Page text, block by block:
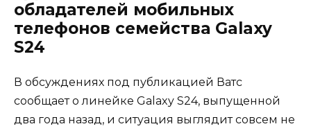
обладателей мобильных
телефонов семейства Galaxy
S24
В обсуждениях под публикацией Ватс
сообщает о линейке Galaxy S24, выпущенной
два года назад, и ситуация выглядит совсем не